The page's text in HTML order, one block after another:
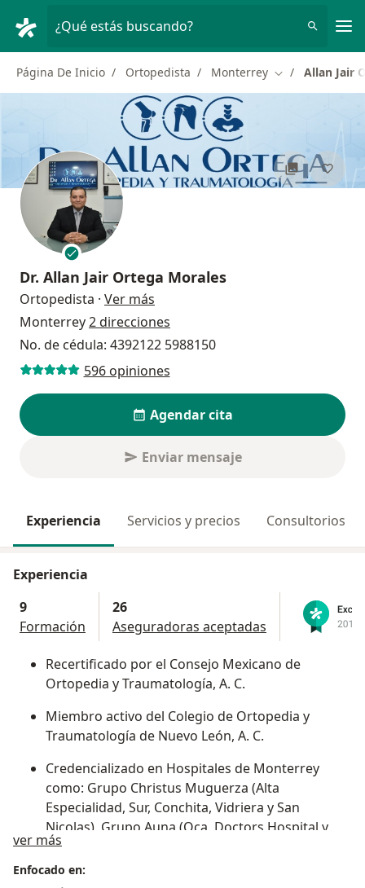
¿Qué estás buscando?
Página De Inicio Ortopedista Monterrey Cambiar de
Allan Jair
Dr. Allan Jair Ortega Morales
Ortopedista · Ver más
Monterrey2 direcciones
No. de cédula: 4392122 5988150
596 opiniones
Agendar cita
Enviar mensaje
Experiencia Servicios y precios Consultorios
Experiencia
9
Formación
26
Aseguradoras aceptadas
Recertificado por el Consejo Mexicano de
Ortopedia y Traumatología, A. C.
Miembro activo del Colegio de Ortopedia y
Traumatología de Nuevo León, A. C.
Credencializado en Hospitales de Monterrey
como: Grupo Christus Muguerza (Alta
Especialidad, Sur, Conchita, Vidriera y San
Nicolas), Grupo Auna (Oca, Doctors Hospital y
East), San José Tec de Monterrey y Centro Médico
Zambrano Hellion, Hospital Ángeles Valle
ver más
Enfocado en: